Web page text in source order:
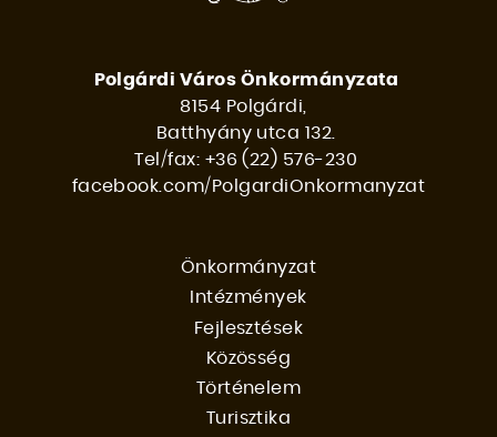
Polgárdi Város Önkormányzata
8154 Polgárdi,
Batthyány utca 132.
Tel/fax: +36 (22) 576-230
facebook.com/PolgardiOnkormanyzat
Önkormányzat
Intézmények
Fejlesztések
Közösség
Történelem
Turisztika